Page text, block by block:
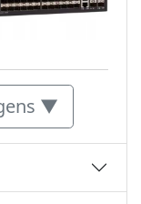
▼